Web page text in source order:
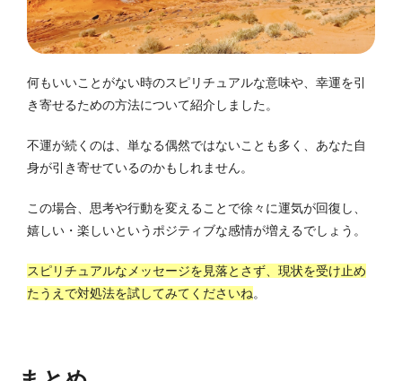
何もいいことがない時のスピリチュアルな意味や、幸運を引
き寄せるための方法について紹介しました。
不運が続くのは、単なる偶然ではないことも多く、あなた自
身が引き寄せているのかもしれません。
この場合、思考や行動を変えることで徐々に運気が回復し、
嬉しい・楽しいというポジティブな感情が増えるでしょう。
スピリチュアルなメッセージを見落とさず、現状を受け止め
たうえで対処法を試してみてくださいね。